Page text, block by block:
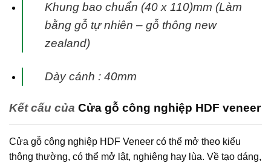
Khung bao chuẩn (40 x 110)mm (Làm
bằng gỗ tự nhiên – gỗ thông new
zealand)
Dày cánh : 40mm
Kết cấu của Cửa gỗ công nghiệp HDF veneer
Cửa gỗ công nghiệp HDF Veneer có thể mở theo kiểu
thông thường, có thể mở lật, nghiêng hay lùa. Về tạo dáng,